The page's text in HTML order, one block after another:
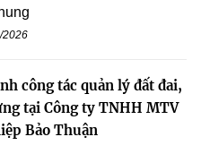
2026
công tác quản lý đất đai,
tại Công ty TNHH MTV
Bảo Thuận